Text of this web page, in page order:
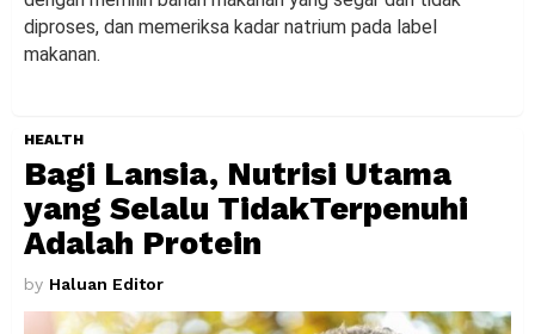
diproses, dan memeriksa kadar natrium pada label
makanan.
HEALTH
Bagi Lansia, Nutrisi Utama
yang Selalu TidakTerpenuhi
Adalah Protein
by Haluan Editor